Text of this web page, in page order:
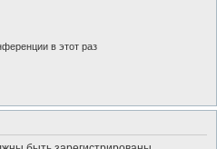
в этот раз